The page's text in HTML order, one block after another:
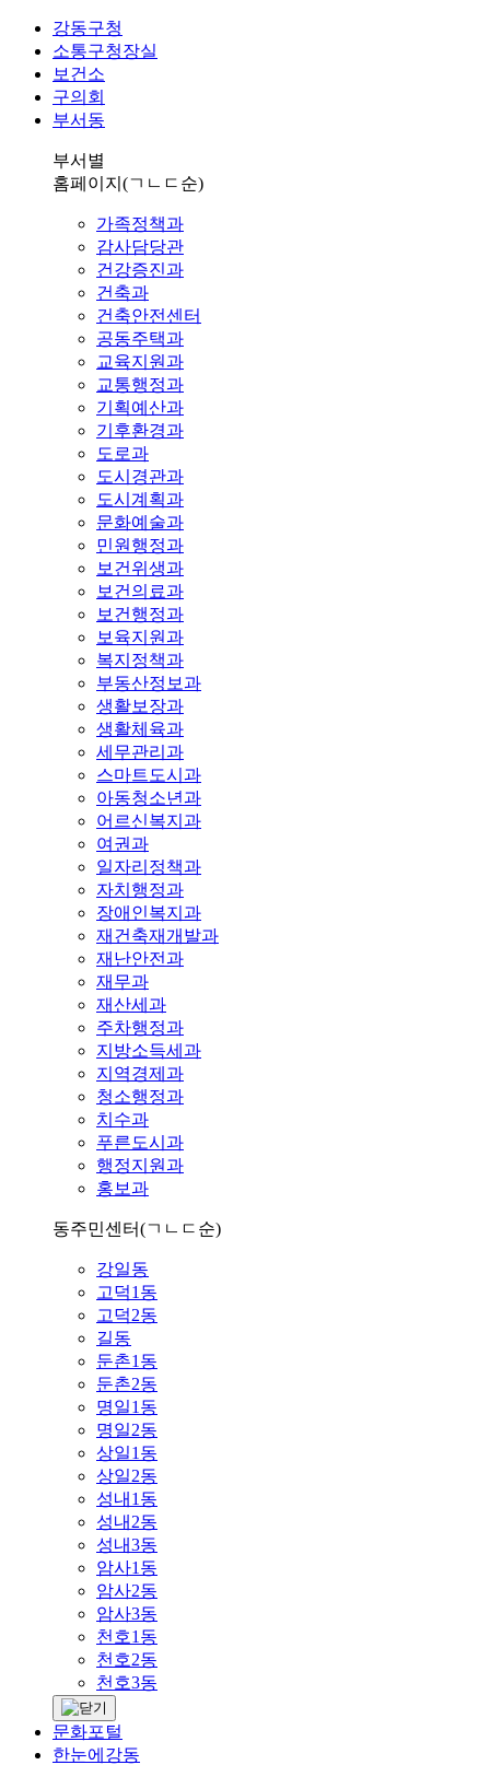
강동구청
소통구청장실
보건소
구의회
부서동
부서별
홈페이지 (ㄱㄴㄷ순)
가족정책과
감사담당관
건강증진과
건축과
건축안전센터
공동주택과
교육지원과
교통행정과
기획예산과
기후환경과
도로과
도시경관과
도시계획과
문화예술과
민원행정과
보건위생과
보건의료과
보건행정과
보육지원과
복지정책과
부동산정보과
생활보장과
생활체육과
세무관리과
스마트도시과
아동청소년과
어르신복지과
여권과
일자리정책과
자치행정과
장애인복지과
재건축재개발과
재난안전과
재무과
재산세과
주차행정과
지방소득세과
지역경제과
청소행정과
치수과
푸른도시과
행정지원과
홍보과
동주민센터(ㄱㄴㄷ순)
강일동
고덕1동
고덕2동
길동
둔촌1동
둔촌2동
명일1동
명일2동
상일1동
상일2동
성내1동
성내2동
성내3동
암사1동
암사2동
암사3동
천호1동
천호2동
천호3동
문화포털
한눈에강동